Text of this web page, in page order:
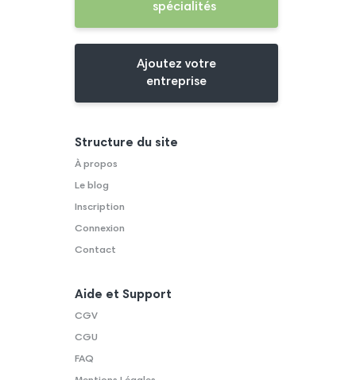
spécialités
Ajoutez votre
entreprise
Structure du site
À propos
Le blog
Inscription
Connexion
Contact
Aide et Support
CGV
CGU
FAQ